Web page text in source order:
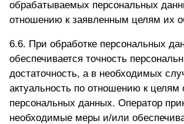
обрабатываемых персональных
отношению к заявленным целям их
6.6. При обработке персональных
обеспечивается точность
достаточность, а в необходимых
актуальность по отношению к целям
персональных данных. Оператор
необходимые меры и/или